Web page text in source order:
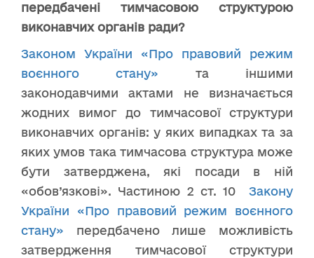
передбачені тимчасовою структурою
виконавчих органів ради?
Законом України «Про правовий режим
воєнного стану» та іншими
законодавчими актами не визначається
жодних вимог до тимчасової структури
виконавчих органів: у яких випадках та за
яких умов така тимчасова структура може
бути затверджена, які посади в ній
«обов’язкові». Частиною 2 ст. 10 Закону
України «Про правовий режим воєнного
стану» передбачено лише можливість
затвердження тимчасової структури